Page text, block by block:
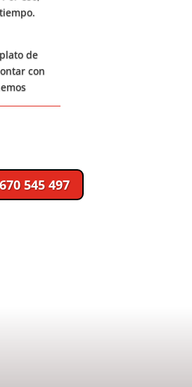
de
con
545 497